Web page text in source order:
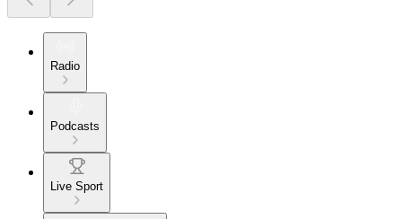
Radio
Podcasts
Live Sport